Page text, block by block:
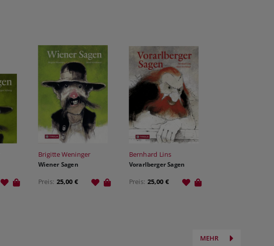
Brigitte Weninger
Wiener Sagen
Preis: 25,00 €
Bernhard Lins
Vorarlberger Sagen
Preis: 25,00 €
MEHR